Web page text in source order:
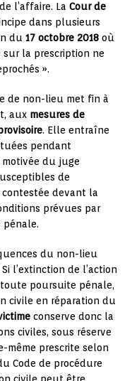
l’affaire. La Cour de
dans plusieurs
du 17 octobre 2018 où
la prescription ne
».
de non-lieu met fin à
aux mesures de
. Elle entraîne
pendant
motivée du juge
de
devant la
prévues par
pénale.
du non-lieu
l’extinction de l’action
poursuite pénale,
civile en réparation du
conserve donc la
civiles, sous réserve
même prescrite selon
Code de procédure